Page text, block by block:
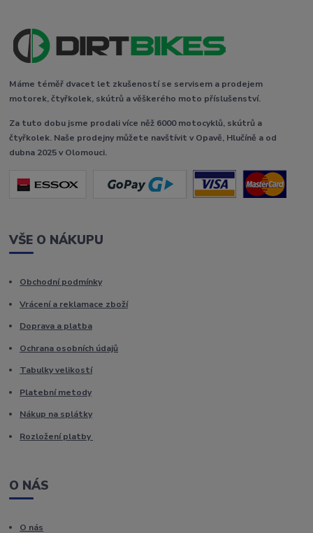
Máme téměř dvacet let zkušeností se servisem a prodejem
motorek, čtyřkolek, skútrů a věškerého moto příslušenství.
Za tuto dobu jsme prodali více něž 6000 motocyklů, skútrů a
čtyřkolek. Naše prodejny můžete navštívit v Opavě, Hlučíně a od
dubna 2025 v Olomouci.
VŠE O NÁKUPU
Obchodní podmínky
Vrácení a reklamace zboží
Doprava a platba
Ochrana osobních údajů
Tabulky velikostí
Platební metody
Nákup na splátky
Rozložení platby
O NÁS
O nás